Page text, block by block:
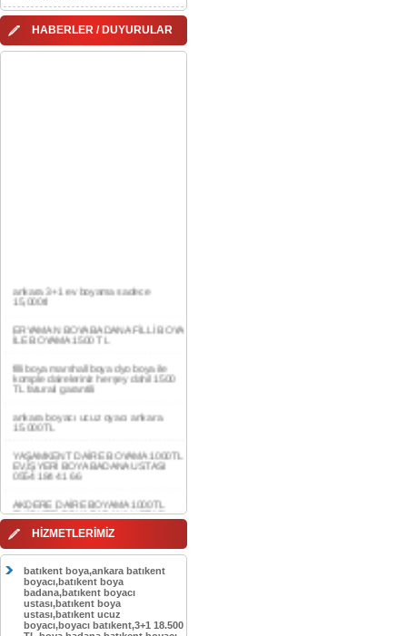
HABERLER / DUYURULAR
ERYAMAN BOYA BADANA FİLLİ BOYA
İLE BOYAMA 1500 TL
filli boya marshall boya dyo boya ile
komple daireleriniz herşey dahil 1500
ankara boyacı ucuz oyacı ankara
15.000TL
YAŞAMKENT DAİRE BOYAMA 1000TL
EV,İŞYERİ BOYA BADANA USTASI
AKDERE DAİRE BOYAMA 1000TL
EV,İŞYERİ BOYA BADANA USTASI
CEBECİ DAİRE BOYAMA 1000TL
EV,İŞYERİ BOYA BADANA USTASI
HASKÖY DAİRE BOYAMA 1000TL
EV,İŞYERİ BOYA BADANA USTASI
0554 184 41 66
GÖLBAŞI DAİRE BOYAMA 1000TL
EV,İŞYERİ BOYA BADANA USTASI
HİZMETLERİMİZ
batıkent boya,ankara batıkent
boyacı,batıkent boya
badana,batıkent boyacı
ustası,batıkent boya
ustası,batıkent ucuz
boyacı,boyacı batıkent,3+1 18.500